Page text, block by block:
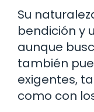
Su
bendición y
aunque
también
exigentes,
como con